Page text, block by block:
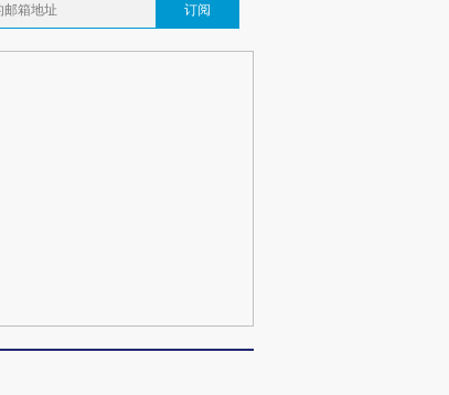
马航飞行员跨国走私7万
毒品
育部长拱下台
占
订阅